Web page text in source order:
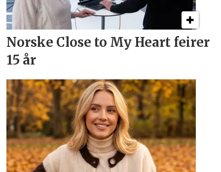
Norske Close to My Heart feirer
15 år